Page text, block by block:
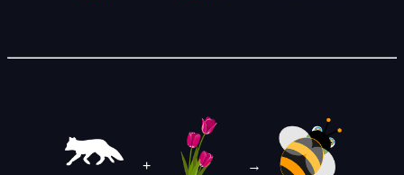
+ →